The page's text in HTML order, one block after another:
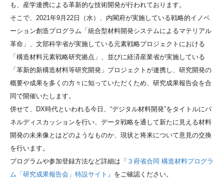
も、産学連携による革新的な技術開発が行われております。
そこで、2021年9月22日（水）、内閣府が実施している戦略的イノベ
ーション創造プログラム「統合型材料開発システムによるマテリアル
革命」、文部科学省が実施している元素戦略プロジェクトにおける
「構造材料元素戦略研究拠点」、並びに経済産業省が実施している
「革新的新構造材料等研究開発」プロジェクトが連携し、研究開発の
概要や成果を多くの方々に知っていただくため、研究成果報告会を合
同で開催いたします。
併せて、DX時代といわれる今日、“デジタル材料開発”をタイトルにパ
ネルディスカッションを行い、データ戦略を通して新たに見える材料
開発の未来像とはどのようなものか、現状と将来について意見の交換
を行います。
プログラムや参加登録方法など詳細は 『３府省合同 構造材料プログラ
ム「研究成果報告会」特設サイト』 をご確認ください。
English